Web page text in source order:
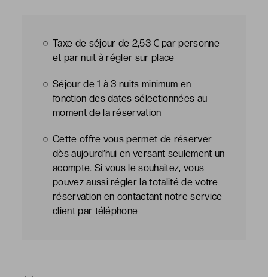
Taxe de séjour de 2,53 € par personne
et par nuit à régler sur place
Séjour de 1 à 3 nuits minimum en
fonction des dates sélectionnées au
moment de la réservation
Cette offre vous permet de réserver
dès aujourd’hui en versant seulement un
acompte. Si vous le souhaitez, vous
pouvez aussi régler la totalité de votre
réservation en contactant notre service
client par téléphone